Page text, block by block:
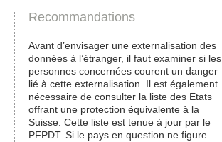
Recommandations
Avant d’envisager une externalisation des
données à l’étranger, il faut examiner si les
personnes concernées courent un danger
lié à cette externalisation. Il est également
nécessaire de consulter la liste des Etats
offrant une protection équivalente à la
Suisse. Cette liste est tenue à jour par le
PFPDT. Si le pays en question ne figure